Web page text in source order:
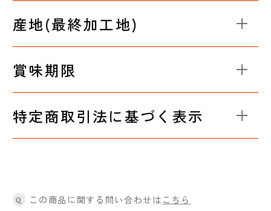
産地(最終加工地)
賞味期限
特定商取引法に基づく表示
Q この商品に関する問い合わせはこちら